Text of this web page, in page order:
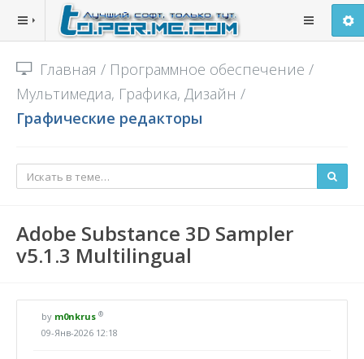
Главная / Программное обеспечение /
Мультимедиа, Графика, Дизайн /
Графические редакторы
Adobe Substance 3D Sampler
v5.1.3 Multilingual
by m0nkrus ®
09-Янв-2026 12:18